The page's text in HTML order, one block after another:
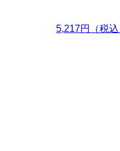
5,217円（税